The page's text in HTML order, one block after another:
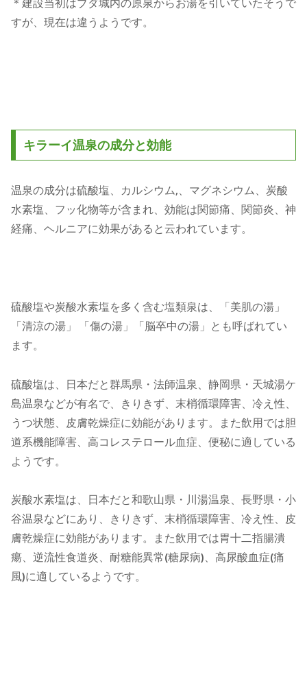
すが、現在は違うようです。
キラーイ温泉の成分と効能
温泉の成分は硫酸塩、カルシウム,、マグネシウム、炭酸
水素塩、フッ化物等が含まれ、効能は関節痛、関節炎、神
経痛、ヘルニアに効果があると云われています。
硫酸塩や炭酸水素塩を多く含む塩類泉は、「美肌の湯」
「清涼の湯」 「傷の湯」「脳卒中の湯」とも呼ばれてい
ます。
硫酸塩は、日本だと群馬県・法師温泉、静岡県・天城湯ケ
島温泉などが有名で、きりきず、末梢循環障害、冷え性、
うつ状態、皮膚乾燥症に効能があります。また飲用では胆
道系機能障害、高コレステロール血症、便秘に適している
ようです。
炭酸水素塩は、日本だと和歌山県・川湯温泉、長野県・小
谷温泉などにあり、きりきず、末梢循環障害、冷え性、皮
膚乾燥症に効能があります。また飲用では胃十二指腸潰
瘍、逆流性食道炎、耐糖能異常(糖尿病)、高尿酸血症(痛
風)に適しているようです。